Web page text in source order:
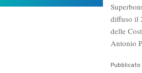
diffuso il
delle
Antonio